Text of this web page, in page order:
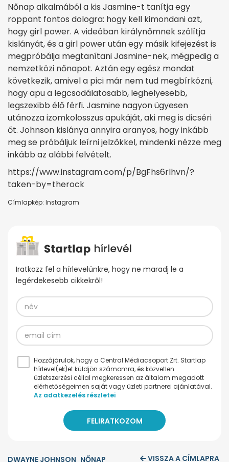
Nőnap alkalmából a kis Jasmine-t tanítja egy
roppant fontos dologra: hogy kell kimondani azt,
hogy girl power. A videóban királynőmnek szólítja
kislányát, és a girl power után egy másik kifejezést is
megpróbálja megtanítani Jasmine-nek, mégpedig a
nemzetközi nőnapot. Aztán egy egész mondat
következik, amivel a pici már nem tud megbírkózni,
hogy apu a legcsodálatosabb, leghelyesebb,
legszexibb élő férfi. Jasmine nagyon ügyesen
utánozza izomkolosszus apukáját, aki meg is dicséri
őt. Johnson kislánya annyira aranyos, hogy inkább
meg se próbáljuk leírni jelzőkkel, mindenki nézze meg
inkább az alábbi felvételt.
https://www.instagram.com/p/BgFhs6rlhvn/?
taken-by=therock
Címlapkép: Instagram
Iratkozz fel a hírlevelünkre, hogy ne maradj le a
legérdekesebb cikkekről!
Hozzájárulok, hogy a Central Médiacsoport Zrt. Startlap
hírlevel(ek)et küldjön számomra, és közvetlen
üzletszerzési céllal megkeressen az általam megadott
elérhetőségeimen saját vagy üzleti partnerei ajánlatával.
Az adatkezelés részletei
DWAYNE JOHNSON NŐNAP VISSZA A CÍMLAPRA